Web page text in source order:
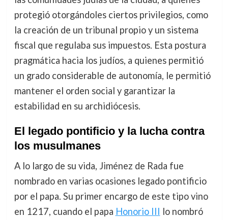
protegió otorgándoles ciertos privilegios, como
la creación de un tribunal propio y un sistema
fiscal que regulaba sus impuestos. Esta postura
pragmática hacia los judíos, a quienes permitió
un grado considerable de autonomía, le permitió
mantener el orden social y garantizar la
estabilidad en su archidiócesis.
El legado pontificio y la lucha contra
los musulmanes
A lo largo de su vida, Jiménez de Rada fue
nombrado en varias ocasiones legado pontificio
por el papa. Su primer encargo de este tipo vino
en 1217, cuando el papa Honorio III lo nombró